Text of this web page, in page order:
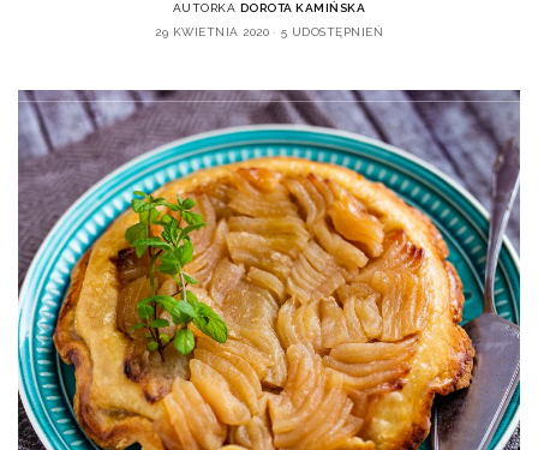
AUTORKA DOROTA KAMIŃSKA
29 KWIETNIA 2020
5 UDOSTĘPNIEŃ